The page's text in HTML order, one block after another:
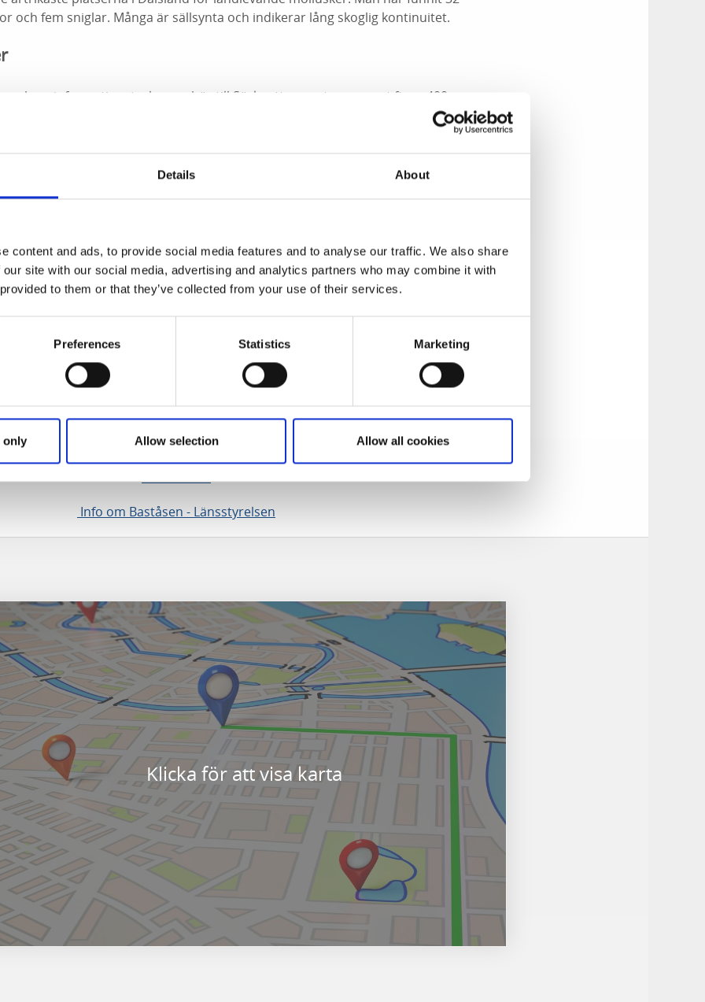
Details About
content and ads, to provide social media features and to analyse our traffic. We also share
site with our social media, advertising and analytics partners who may combine it with
to them or that they’ve collected from your use of their services.
Preferences Statistics Marketing
only Allow selection Allow all cookies
och fem sniglar. Många är sällsynta och indikerar lång skoglig kontinuitet.
och en informationstavla som hör till Sörknattens naturreservat finns 400
vid Sörknattens norra entré och Baståsens gemensamma
av leden går längs med Ärrsjön. Längd: ca 6 km. Kupering: Lätt/Måttlig. Gul
Baståsenleden. Fin utsikt över Ärrsjön och Ånimmen. Längd: ca 1 km.
Var vänlig och visa hänsyn till föreskrifterna för reservatet!
Info & karta
Info om Baståsen - Länsstyrelsen
Klicka för att visa karta